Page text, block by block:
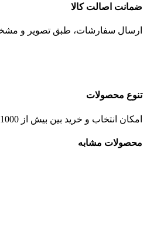
ضمانت اصالت کالا
ارسال سفارشات، طبق تصویر و
تنوع محصولات
امکان انتخاب و خرید بین بیش از 1000 محصول
محصولات مشابه